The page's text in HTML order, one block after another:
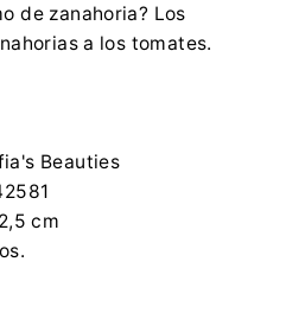
de zanahoria? Los
a los tomates.
Beauties
cm